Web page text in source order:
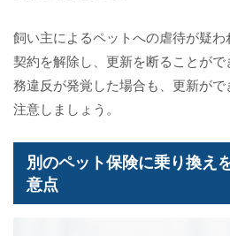
飼い主によるペットへの虐待が疑
契約を解除し、更新を断ることが
務違反が発覚した場合も、更新が
注意しましょう。
別のペット保険に乗り換え
意点